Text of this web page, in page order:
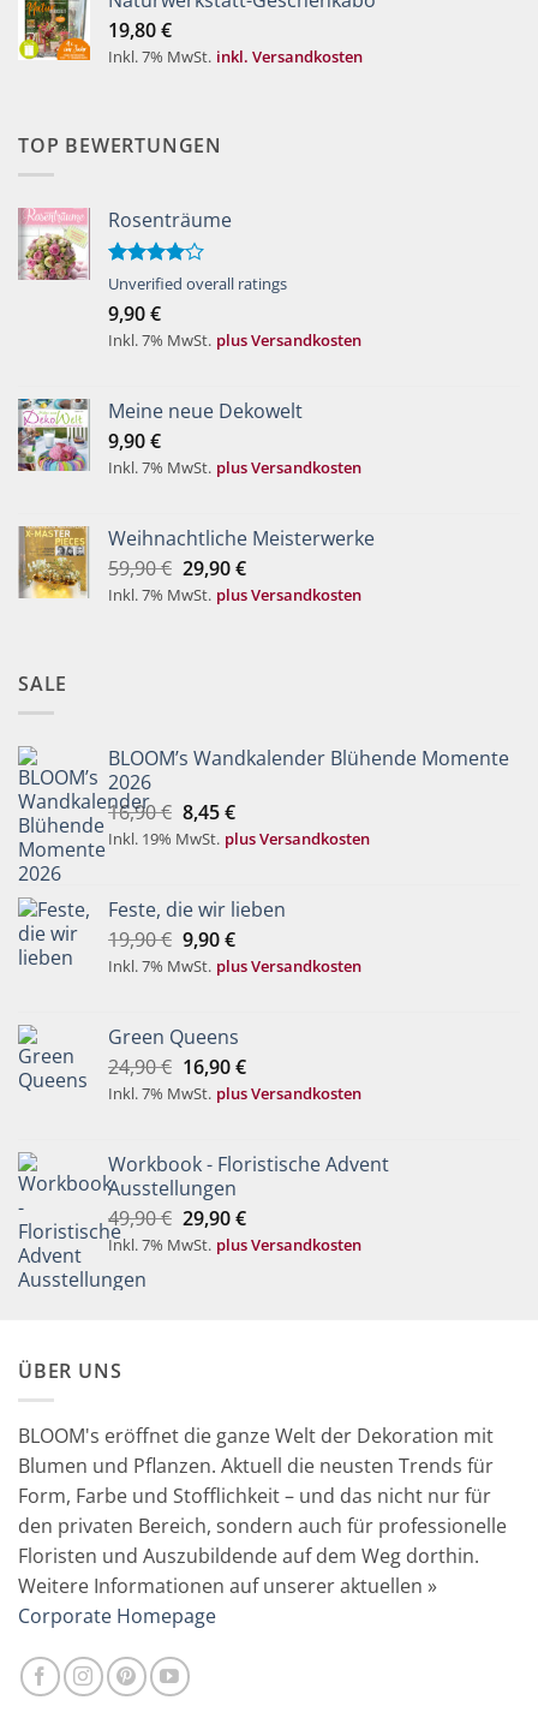
19,80€
Inkl. 7% MwSt. inkl. Versandkosten
TOP BEWERTUNGEN
Rosenträume
Bewertet
von 5
Unverified overall ratings
9,90€
Inkl. 7% MwSt. plus Versandkosten
Meine neue Dekowelt
9,90€
Inkl. 7% MwSt. plus Versandkosten
Weihnachtliche Meisterwerke
59,90€ Ursprünglicher
Preis
29,90€Aktueller
Preis
Inkl. 7% MwSt. plus Versandkosten
SALE
BLOOM’s Wandkalender Blühende Momente
2026
16,90€ Ursprünglicher
Preis
8,45€Aktueller
Preis
Inkl. 19% MwSt. plus Versandkosten
Feste, die wir lieben
19,90€ Ursprünglicher
Preis
9,90€Aktueller
Preis
Inkl. 7% MwSt. plus Versandkosten
Green Queens
24,90€ Ursprünglicher
Preis
16,90€Aktueller
Preis
Inkl. 7% MwSt. plus Versandkosten
Workbook - Floristische Advent
Ausstellungen
49,90€ Ursprünglicher
Preis
29,90€Aktueller
Preis
Inkl. 7% MwSt. plus Versandkosten
ÜBER UNS
BLOOM's eröffnet die ganze Welt der Dekoration mit
Blumen und Pflanzen. Aktuell die neusten Trends für
Form, Farbe und Stofflichkeit – und das nicht nur für
den privaten Bereich, sondern auch für professionelle
Floristen und Auszubildende auf dem Weg dorthin.
Weitere Informationen auf unserer aktuellen »
Corporate Homepage